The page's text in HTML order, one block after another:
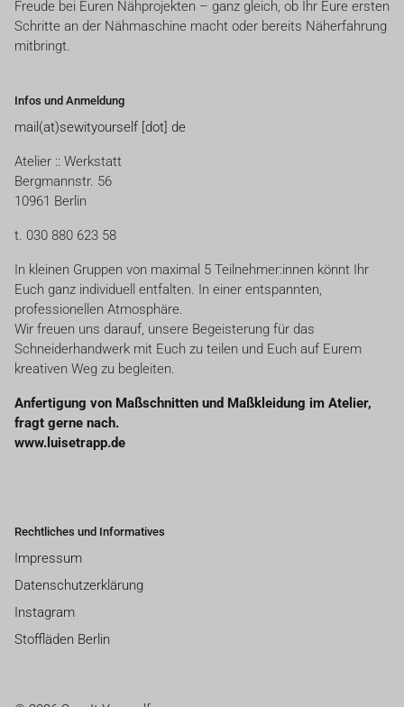
Freude bei Euren Nähprojekten – ganz gleich, ob Ihr Eure ersten
Schritte an der Nähmaschine macht oder bereits Näherfahrung
mitbringt.
Infos und Anmeldung
mail(at)sewityourself [dot] de
Atelier :: Werkstatt
Bergmannstr. 56
10961 Berlin
t. 030 880 623 58
In kleinen Gruppen von maximal 5 Teilnehmer:innen könnt Ihr
Euch ganz individuell entfalten. In einer entspannten,
professionellen Atmosphäre.
Wir freuen uns darauf, unsere Begeisterung für das
Schneiderhandwerk mit Euch zu teilen und Euch auf Eurem
kreativen Weg zu begleiten.
Anfertigung von Maßschnitten und Maßkleidung im Atelier,
fragt gerne nach.
www.luisetrapp.de
Rechtliches und Informatives
Impressum
Datenschutzerklärung
Instagram
Stoffläden Berlin